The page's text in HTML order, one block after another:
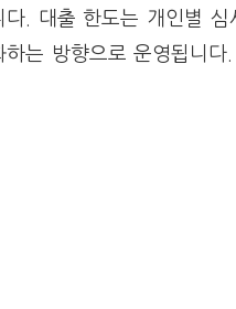
다. 대출 한도는 개인별
하는 방향으로 운영됩니다.